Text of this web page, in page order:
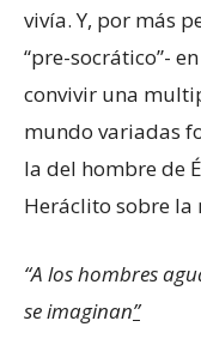
vivía. Y, por más
“pre-socrático”-
convivir una
mundo variadas
la del hombre de
Heráclito sobre la
“A los hombres
se imaginan”